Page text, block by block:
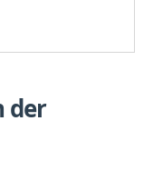
der